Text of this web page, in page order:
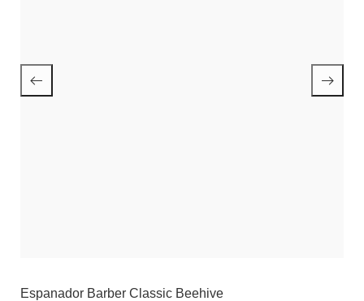
Espanador Barber Classic Beehive